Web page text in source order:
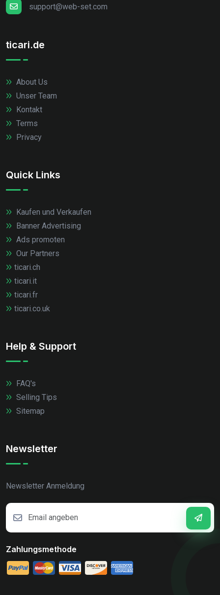
support@web-set.com
ticari.de
About Us
Unser Team
Kontakt
Terms
Privacy
Quick Links
Kaufen und Verkaufen
Banner Advertising
Ads promoten
Our Partners
ticari.ch
ticari.it
ticari.fr
ticari.co.uk
Help & Support
FAQ's
Selling Tips
Sitemap
Newsletter
Newsletter Anmeldung
Zahlungsmethode